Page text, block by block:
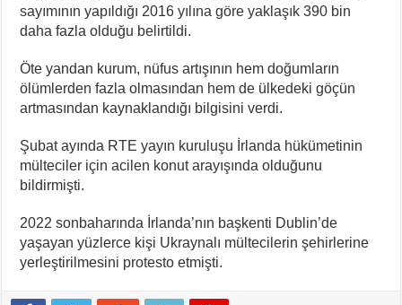
sayımının yapıldığı 2016 yılına göre yaklaşık 390 bin
daha fazla olduğu belirtildi.
Öte yandan kurum, nüfus artışının hem doğumların
ölümlerden fazla olmasından hem de ülkedeki göçün
artmasından kaynaklandığı bilgisini verdi.
Şubat ayında RTE yayın kuruluşu İrlanda hükümetinin
mülteciler için acilen konut arayışında olduğunu
bildirmişti.
2022 sonbaharında İrlanda’nın başkenti Dublin’de
yaşayan yüzlerce kişi Ukraynalı mültecilerin şehirlerine
yerleştirilmesini protesto etmişti.